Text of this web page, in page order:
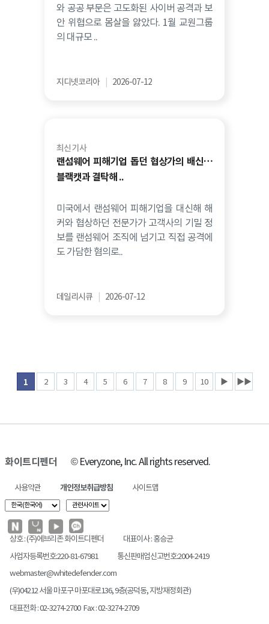
와 공공 부문은 고도화된 사이버 공격과 보
안 위협으로 몸살을 앓았다. 1월 교원그룹
의 대규모 ..
지디넷코리아 2026-07-12
최신 기사
랜섬웨어 피해기업 돕던 협상가의 배신…
블랙캣과 결탁해 ..
미국에서 랜섬웨어 피해기업을 대신해 해
커와 협상하던 전문가가 고객사의 기밀 정
보를 랜섬웨어 조직에 넘기고 직접 공격에
도 가담한 혐의로..
데일리시큐 2026-07-12
1 2 3 4 5 6 7 8 9 10 ▶ ▶▶
화이트디펜더 © Everyzone, Inc. All rights reserved.
사용약관 개인정보취급방침 사이트맵
상호 : (주)에브리존 화이트디펜더
대표이사 : 홍승균
사업자등록번호:220-81-67981
통신판매업신고번호:2004-2419
webmaster@whitedefender.com
(우)04212 서울 마포구 마포대로136, 9층(공덕동, 지방재정회관)
대표전화 : 02-3274-2700 Fax : 02-3274-2709